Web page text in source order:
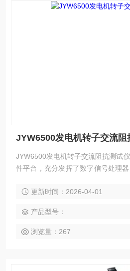
JYW6500发电机转子交流阻
JYW6500发电机转子交流阻抗测试
件平台，充分发挥了数字信号处理器
供了保障。
更新时间：2026-04-01
产品型号：
浏览量：267